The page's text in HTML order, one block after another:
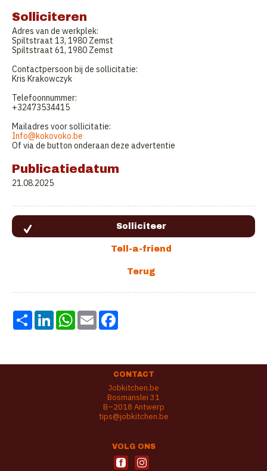
Solliciteren
Adres van de werkplek:
Spiltstraat 13, 1980 Zemst
Spiltstraat 61, 1980 Zemst
Contactpersoon bij de sollicitatie:
Kris Krakowczyk
Telefoonnummer:
+32473534415
Mailadres voor sollicitatie:
Info@kokovoko.be
Of via de button onderaan deze advertentie
Publicatiedatum
21.08.2025
Share LinkedInWhatsApp
Email
CONTACT
Jobkitchen.be
Bosmanslei 31
B–2018 Antwerp
tips@jobkitchen.be
VOLG ONS